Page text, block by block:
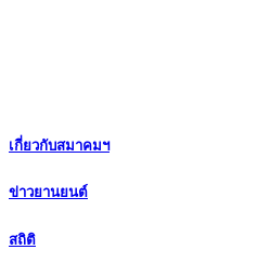
เกี่ยวกับสมาคมฯ
ข่าวยานยนต์
สถิติ